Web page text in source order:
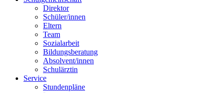
Direktor
Schüler/innen
Eltern
Team
Sozialarbeit
Bildungsberatung
Absolvent/innen
Schulärztin
Service
Stundenpläne